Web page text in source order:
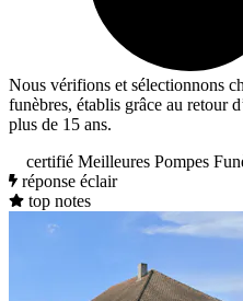
Nous vérifions et sélectionnons
funèbres, établis grâce au retour
plus de 15 ans.
certifié Meilleures Pompes
réponse éclair
top notes